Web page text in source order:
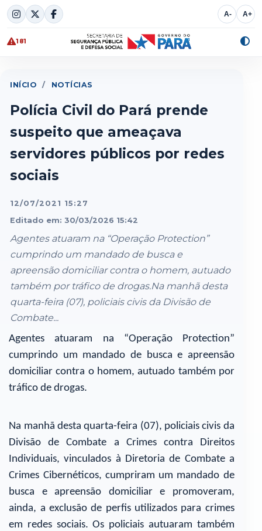
Skip
to
content
A- A+
181
INÍCIO / NOTÍCIAS
Polícia Civil do Pará prende
suspeito que ameaçava
servidores públicos por redes
sociais
12/07/2021 15:27
Editado em: 30/03/2026 15:42
Agentes atuaram na “Operação Protection”
cumprindo um mandado de busca e
apreensão domiciliar contra o homem, autuado
também por tráfico de drogas.Na manhã desta
quarta-feira (07), policiais civis da Divisão de
Combate...
Agentes atuaram na “Operação Protection”
cumprindo um mandado de busca e apreensão
domiciliar contra o homem, autuado também por
tráfico de drogas.
Na manhã desta quarta-feira (07), policiais civis da
Divisão de Combate a Crimes contra Direitos
Individuais, vinculados à Diretoria de Combate a
Crimes Cibernéticos, cumpriram um mandado de
busca e apreensão domiciliar e promoveram,
ainda, a exclusão de perfis utilizados para crimes
em redes sociais. Os policiais autuaram também